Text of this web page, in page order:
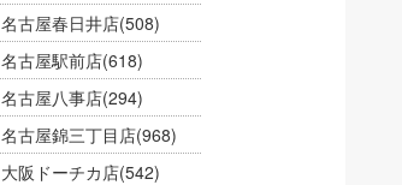
名古屋春日井店(508)
名古屋駅前店(618)
名古屋八事店(294)
名古屋錦三丁目店(968)
大阪ドーチカ店(542)